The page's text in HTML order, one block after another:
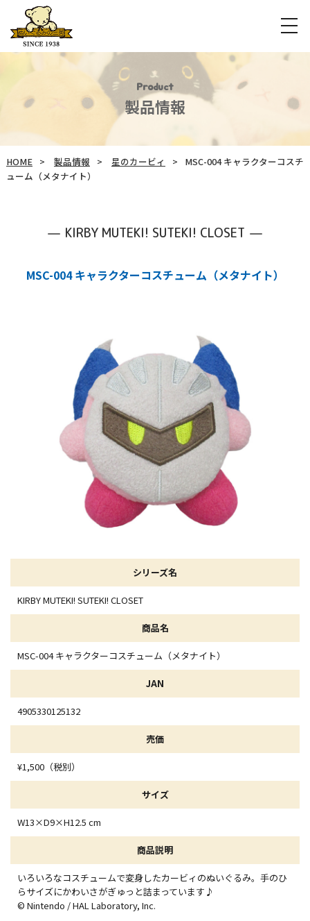
Product
製品情報
HOME 製品情報 星のカービィ
MSC-004 キャラクターコスチ
ューム（メタナイト）
KIRBY MUTEKI! SUTEKI! CLOSET
MSC-004 キャラクターコスチューム（メタナイト）
シリーズ名
KIRBY MUTEKI! SUTEKI! CLOSET
商品名
MSC-004 キャラクターコスチューム（メタナイト）
JAN
4905330125132
売価
¥1,500（税別）
サイズ
W13×D9×H12.5 cm
商品説明
いろいろなコスチュームで変身したカービィのぬいぐるみ。手のひ
らサイズにかわいさがぎゅっと詰まっています♪
© Nintendo / HAL Laboratory, Inc.